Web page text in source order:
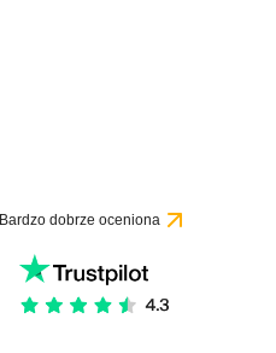
Bardzo dobrze oceniona